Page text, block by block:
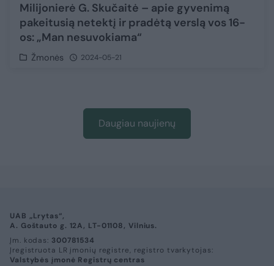
Milijonierė G. Skučaitė – apie gyvenimą
pakeitusią netektį ir pradėtą verslą vos 16-
os: „Man nesuvokiama“
Žmonės 2024-05-21
Daugiau naujienų
UAB „Lrytas“,
A. Goštauto g. 12A, LT-01108, Vilnius.
Įm. kodas: 300781534
Įregistruota LR įmonių registre, registro tvarkytojas:
Valstybės įmonė Registrų centras